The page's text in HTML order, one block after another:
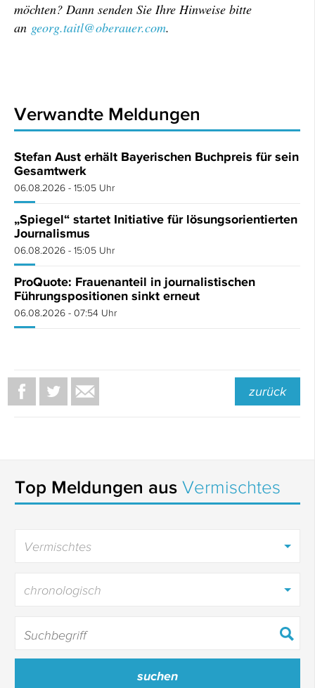
möchten? Dann senden Sie Ihre Hinweise bitte
an georg.taitl@oberauer.com.
Verwandte Meldungen
Stefan Aust erhält Bayerischen Buchpreis für sein
Gesamtwerk
06.08.2026 - 15:05 Uhr
„Spiegel“ startet Initiative für lösungsorientierten
Journalismus
06.08.2026 - 15:05 Uhr
ProQuote: Frauenanteil in journalistischen
Führungspositionen sinkt erneut
06.08.2026 - 07:54 Uhr
zurück
Top Meldungen aus Vermischtes
Vermischtes
chronologisch